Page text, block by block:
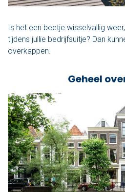
Is het een beetje wisselvallig
tijdens jullie bedrijfsuitje? Dan
overkappen.
Geheel